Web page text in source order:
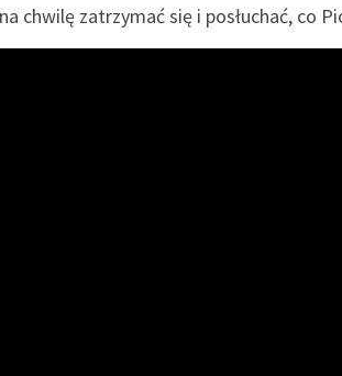
chwilę zatrzymać się i posłuchać, co